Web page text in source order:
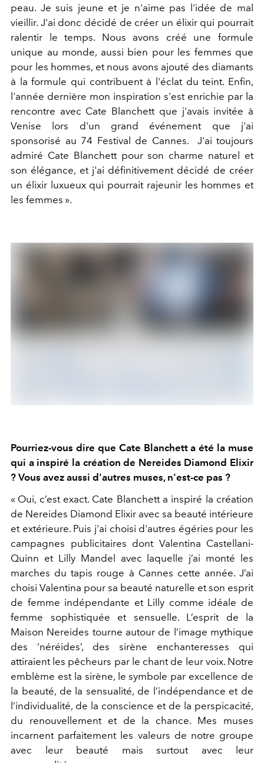
peau. Je suis jeune et je n'aime pas l'idée de mal
vieillir. J'ai donc décidé de créer un élixir qui pourrait
ralentir le temps. Nous avons créé une formule
unique au monde, aussi bien pour les femmes que
pour les hommes, et nous avons ajouté des diamants
à la formule qui contribuent à l'éclat du teint. Enfin,
l'année dernière mon inspiration s'est enrichie par la
rencontre avec Cate Blanchett que j'avais invitée à
Venise lors d'un grand événement que j'ai
sponsorisé au 74 Festival de Cannes. J'ai toujours
admiré Cate Blanchett pour son charme naturel et
son élégance, et j'ai définitivement décidé de créer
un élixir luxueux qui pourrait rajeunir les hommes et
les femmes ».
Pourriez-vous dire que Cate Blanchett a été la muse
qui a inspiré la création de Nereides Diamond Elixir
? Vous avez aussi d'autres muses, n'est-ce pas ?
« Oui, c’est exact. Cate Blanchett a inspiré la création
de Nereides Diamond Elixir avec sa beauté intérieure
et extérieure. Puis j'ai choisi d'autres égéries pour les
campagnes publicitaires dont Valentina Castellani-
Quinn et Lilly Mandel avec laquelle j’ai monté les
marches du tapis rouge à Cannes cette année. J’ai
choisi Valentina pour sa beauté naturelle et son esprit
de femme indépendante et Lilly comme idéale de
femme sophistiquée et sensuelle. L’esprit de la
Maison Nereides tourne autour de l’image mythique
des ‘néréides’, des sirène enchanteresses qui
attiraient les pêcheurs par le chant de leur voix. Notre
emblème est la sirène, le symbole par excellence de
la beauté, de la sensualité, de l’indépendance et de
l’individualité, de la conscience et de la perspicacité,
du renouvellement et de la chance. Mes muses
incarnent parfaitement les valeurs de notre groupe
avec leur beauté mais surtout avec leur